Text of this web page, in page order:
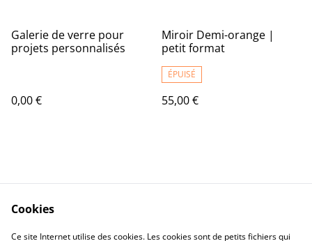
Galerie de verre pour
projets personnalisés
0,00 €
Miroir Demi-orange |
petit format
ÉPUISÉ
55,00 €
Contact Us
Legal Terms
Cookies
Ce site Internet utilise des cookies. Les cookies sont de petits fichiers qui